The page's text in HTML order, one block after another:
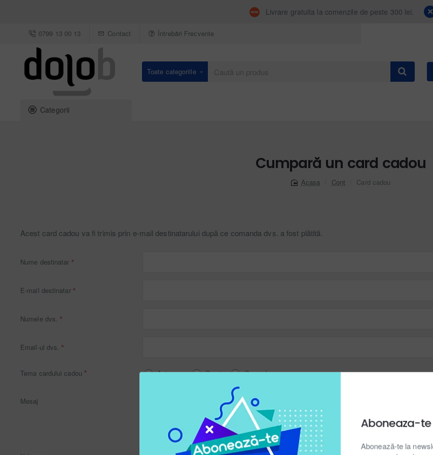
Aboneaza-
Abonează-te la
Livrare gratuita la comenzile de peste 300 lei.
0799 13 00 13 Contact Întrebări Frecvente
Toate categoriile
Caută
Categorii
Cumpară un card cadou
Cont Card cadou
Acest card cadou va fi trimis prin e-mail destinatarului după ce comanda dvs. a fost plătită.
Nume destinatar
E-mail destinatar
Numele dvs.
Email-ul dvs.
Tema cardului cadou Aniversare Craciun General
Mesaj